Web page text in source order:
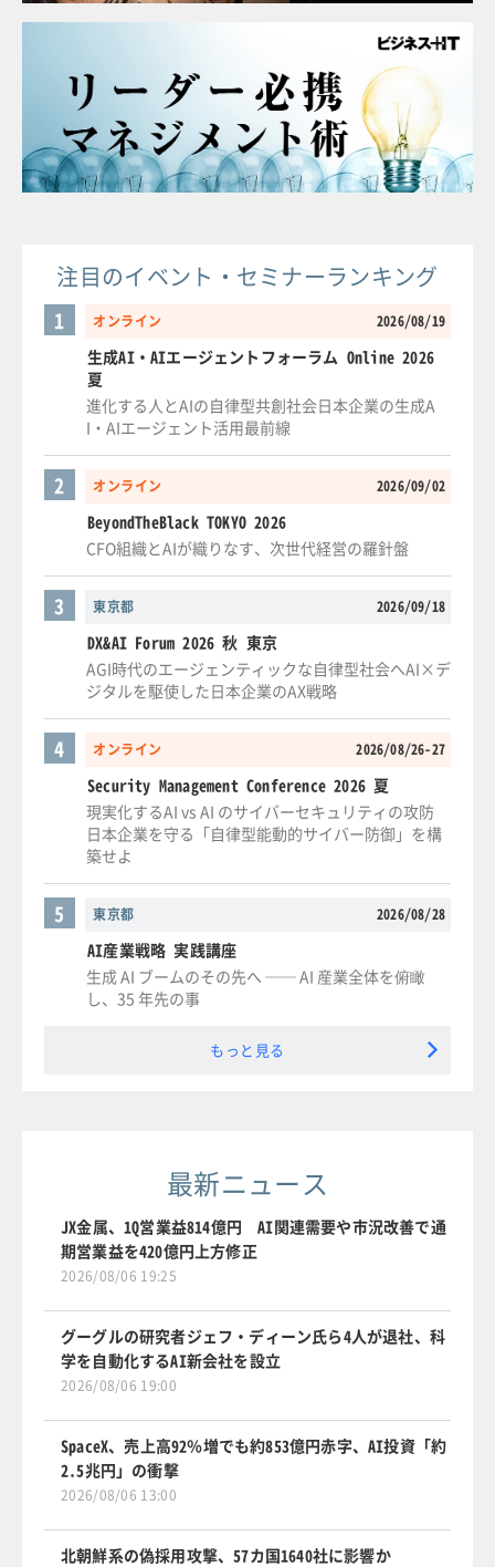
注目のイベント・セミナーランキング
オンライン 2026/08/19
1
生成AI・AIエージェントフォーラム Online 2026
夏
進化する人とAIの自律型共創社会日本企業の生成A
I・AIエージェント活用最前線
オンライン 2026/09/02
2
BeyondTheBlack TOKYO 2026
CFO組織とAIが織りなす、次世代経営の羅針盤
東京都 2026/09/18
3
DX&AI Forum 2026 秋 東京
AGI時代のエージェンティックな自律型社会へAI×デ
ジタルを駆使した日本企業のAX戦略
オンライン 2026/08/26-27
4
Security Management Conference 2026 夏
現実化するAI vs AI のサイバーセキュリティの攻防
日本企業を守る「自律型能動的サイバー防御」を構
築せよ
東京都 2026/08/28
5
AI産業戦略 実践講座
生成 AI ブームのその先へ ── AI 産業全体を俯瞰
し、35 年先の事
もっと見る
最新ニュース
JX金属、1Q営業益814億円 AI関連需要や市況改善で通
期営業益を420億円上方修正
2026/08/06 19:25
グーグルの研究者ジェフ・ディーン氏ら4人が退社、科
学を自動化するAI新会社を設立
2026/08/06 19:00
SpaceX、売上高92％増でも約853億円赤字、AI投資「約
2.5兆円」の衝撃
2026/08/06 13:00
北朝鮮系の偽採用攻撃、57カ国1640社に影響か